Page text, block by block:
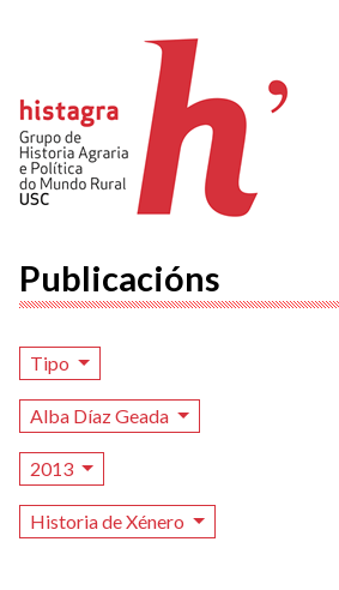
Publicacións
Tipo
Alba Díaz Geada
2013
Historia de Xénero